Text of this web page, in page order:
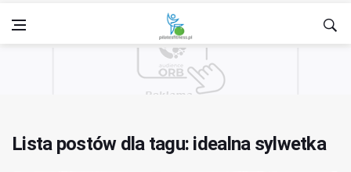
Lista postów dla tagu: idealna sylwetka